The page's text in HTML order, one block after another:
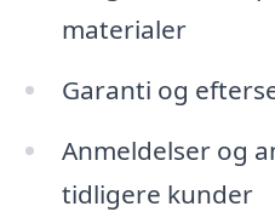
materialer
Garanti og
Anmeldelser og
tidligere kunder